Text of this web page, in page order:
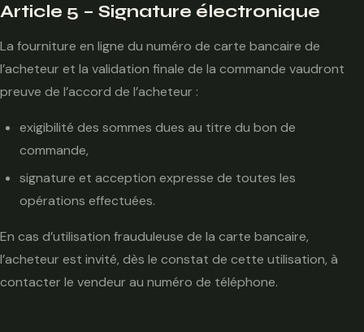
Article 5 – Signature électronique
La fourniture en ligne du numéro de carte bancaire de
l’acheteur et la validation finale de la commande vaudront
preuve de l’accord de l’acheteur :
exigibilité des sommes dues au titre du bon de
commande,
signature et acception expresse de toutes les
opérations effectuées.
En cas d’utilisation frauduleuse de la carte bancaire,
l’acheteur est invité, dès le constat de cette utilisation, à
contacter le vendeur au numéro de téléphone.